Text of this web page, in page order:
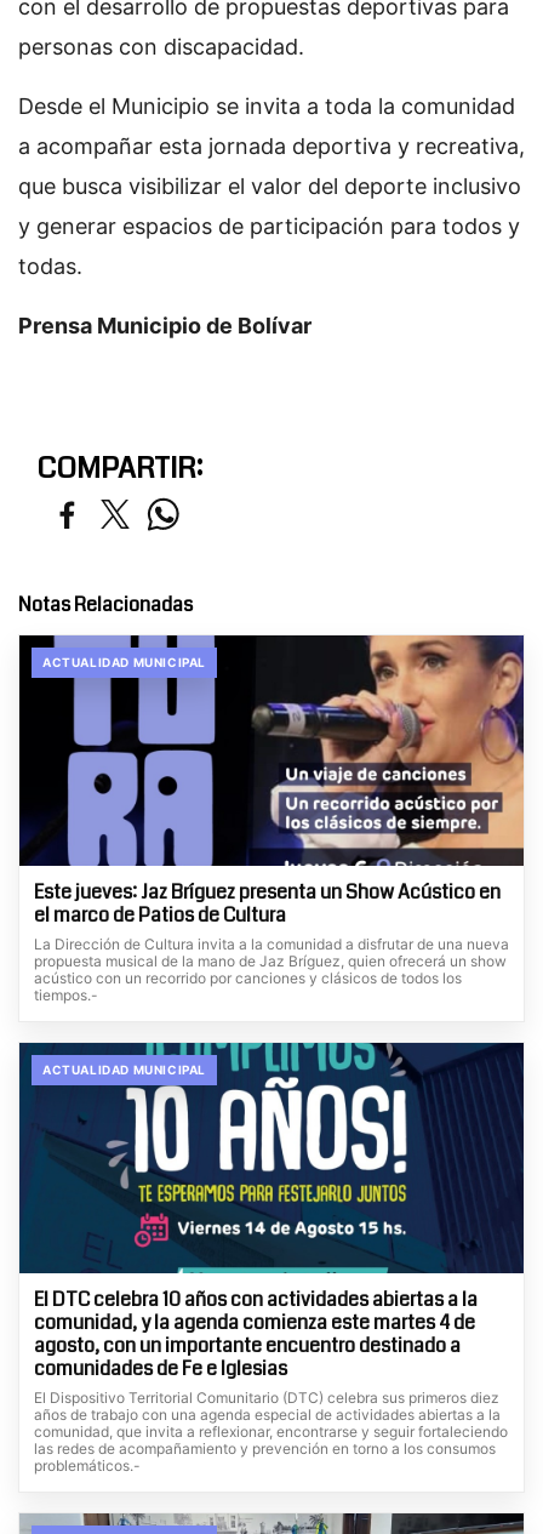
con el desarrollo de propuestas deportivas para
personas con discapacidad.
Desde el Municipio se invita a toda la comunidad
a acompañar esta jornada deportiva y recreativa,
que busca visibilizar el valor del deporte inclusivo
y generar espacios de participación para todos y
todas.
Prensa Municipio de Bolívar
COMPARTIR:
Notas Relacionadas
ACTUALIDAD MUNICIPAL
Este jueves: Jaz Bríguez presenta un Show Acústico en
el marco de Patios de Cultura
La Dirección de Cultura invita a la comunidad a disfrutar de una nueva
propuesta musical de la mano de Jaz Bríguez, quien ofrecerá un show
acústico con un recorrido por canciones y clásicos de todos los
tiempos.-
ACTUALIDAD MUNICIPAL
El DTC celebra 10 años con actividades abiertas a la
comunidad, y la agenda comienza este martes 4 de
agosto, con un importante encuentro destinado a
comunidades de Fe e Iglesias
El Dispositivo Territorial Comunitario (DTC) celebra sus primeros diez
años de trabajo con una agenda especial de actividades abiertas a la
comunidad, que invita a reflexionar, encontrarse y seguir fortaleciendo
las redes de acompañamiento y prevención en torno a los consumos
problemáticos.-